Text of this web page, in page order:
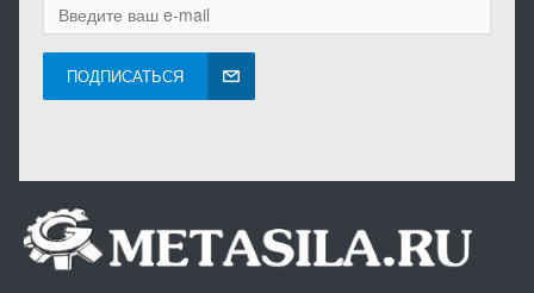
ПОДПИСАТЬСЯ